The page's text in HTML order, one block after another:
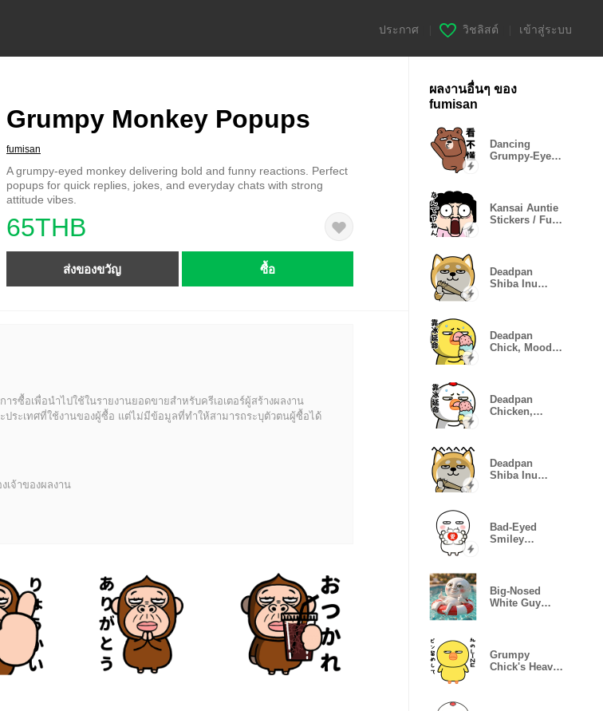
ประกาศ วิชลิสต์ เข้าสู่ระบบ
Grumpy Monkey Popups
fumisan
A grumpy-eyed monkey delivering bold and funny reactions. Perfect
popups for quick replies, jokes, and everyday chats with strong
attitude vibes.
65THB
ส่งของขวัญ ซื้อ
ารซื้อเพื่อนำไปใช้ในรายงานยอดขายสำหรับครีเอเตอร์ผู้สร้างผลงาน
ระเทศที่ใช้งานของผู้ซื้อ แต่ไม่มีข้อมูลที่ทำให้สามารถระบุตัวตนผู้ซื้อได้
เจ้าของผลงาน
ผลงานอื่นๆ ของ
fumisan
Dancing
Grumpy-Eyed
Kansai Auntie
Stickers / Fun
Deadpan
Shiba Inu
Deadpan
Chick, Mood
Deadpan
Chicken,
Deadpan
Shiba Inu
Bad-Eyed
Smiley
Big-Nosed
White Guy
Grumpy
Chick's Heavy